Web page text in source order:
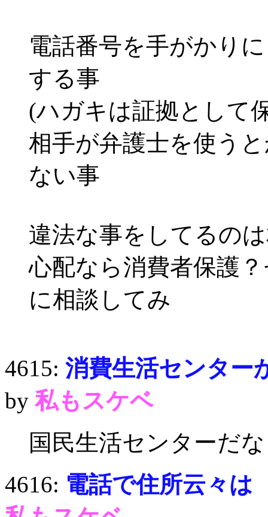
電話番号を手がかり
する事
(ハガキは証拠として
相手が弁護士を使う
ない事
違法な事をしてるの
心配なら消費者保護
に相談してみ
4615: 消費生活センター
by私もスケベ
国民生活センターだな
4616: 電話で住所云々は